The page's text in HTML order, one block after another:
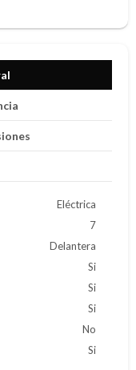
Eléctrica
7
Delantera
Si
Si
Si
No
Si